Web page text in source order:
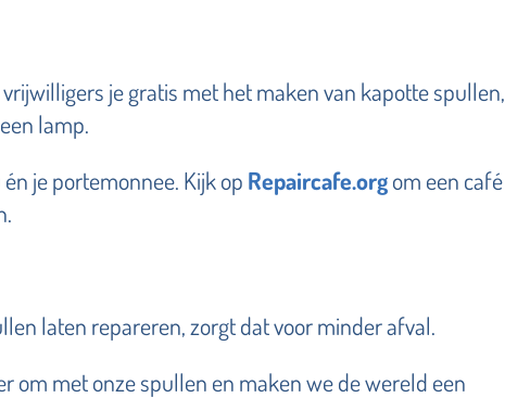
je gratis met het maken van kapotte spullen,
lamp.
je portemonnee. Kijk op Repaircafe.orgom een café
laten repareren, zorgt dat voor minder afval.
om met onze spullen en maken we de wereld een